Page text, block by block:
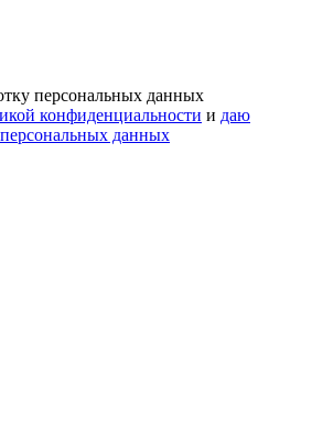
персональных данных
конфиденциальности и даю
персональных данных